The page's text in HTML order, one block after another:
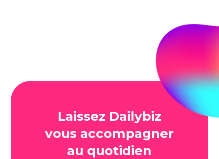
Laissez Dailybiz
vous accompagner
au quotidien